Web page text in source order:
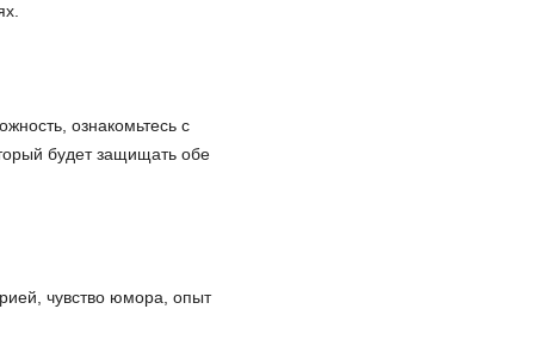
ознакомьтесь с
будет защищать обе
чувство юмора, опыт